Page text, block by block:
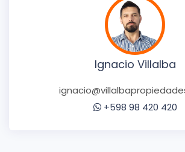
Ignacio Villalba
+598 98 420 420